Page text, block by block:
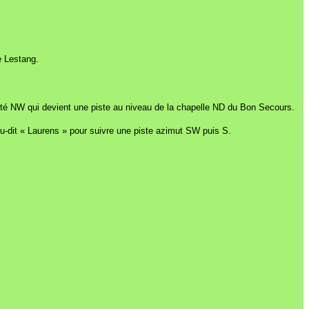
NW qui devient une piste au niveau de la chapelle ND du Bon Secours.
dit « Laurens » pour suivre une piste azimut SW puis S.